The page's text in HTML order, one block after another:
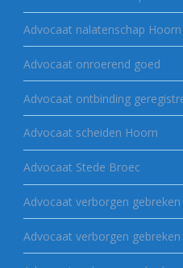
Advocaat nalatenschap Hoorn
Advocaat onroerend goed
Advocaat ontbinding
Advocaat scheiden Hoorn
Advocaat Stede Broec
Advocaat verborgen
Advocaat verborgen